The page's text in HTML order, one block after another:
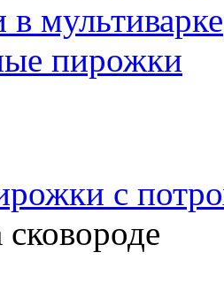
мультиварке
пирожки
с